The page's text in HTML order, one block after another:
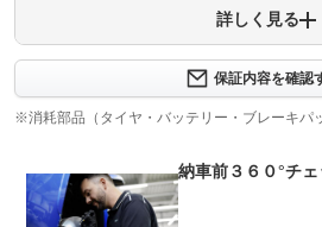
保証内容について問い合わせる
エンジンやミッションなどの
間、走行距離に関係なく保証
で含めて無料で対応。※消耗
品、全ての社外品は保証の対
上限金額
車両本体価格
車両本体価格の８０％まで。
詳しく見る
保証内容を確認
※消耗部品（タイヤ・バッテリー・ブレーキパ
納車前３６０°チェ